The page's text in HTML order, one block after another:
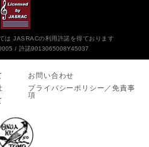
は JASRACの利用許諾を得ております
許諾9013065008Y45037
お問い合わせ
プライバシーポリシー／免責事
項